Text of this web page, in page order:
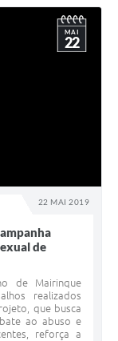
22 MAI 2019
MAI
22
de
de Mairinque
realizados
que busca
ao abuso e
reforça a